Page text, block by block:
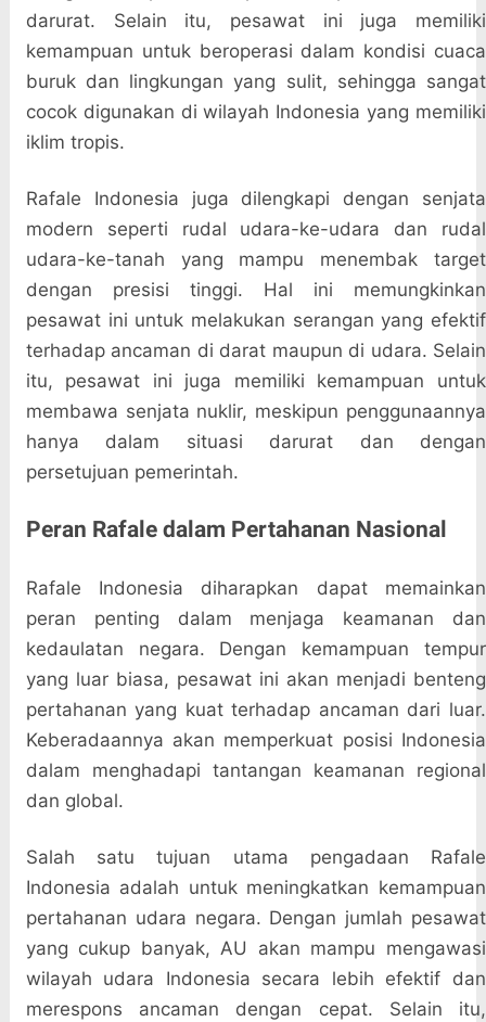
darurat. Selain itu, pesawat ini juga memiliki
kemampuan untuk beroperasi dalam kondisi cuaca
buruk dan lingkungan yang sulit, sehingga sangat
cocok digunakan di wilayah Indonesia yang memiliki
iklim tropis.
Rafale Indonesia juga dilengkapi dengan senjata
modern seperti rudal udara-ke-udara dan rudal
udara-ke-tanah yang mampu menembak target
dengan presisi tinggi. Hal ini memungkinkan
pesawat ini untuk melakukan serangan yang efektif
terhadap ancaman di darat maupun di udara. Selain
itu, pesawat ini juga memiliki kemampuan untuk
membawa senjata nuklir, meskipun penggunaannya
hanya dalam situasi darurat dan dengan
persetujuan pemerintah.
Peran Rafale dalam Pertahanan Nasional
Rafale Indonesia diharapkan dapat memainkan
peran penting dalam menjaga keamanan dan
kedaulatan negara. Dengan kemampuan tempur
yang luar biasa, pesawat ini akan menjadi benteng
pertahanan yang kuat terhadap ancaman dari luar.
Keberadaannya akan memperkuat posisi Indonesia
dalam menghadapi tantangan keamanan regional
dan global.
Salah satu tujuan utama pengadaan Rafale
Indonesia adalah untuk meningkatkan kemampuan
pertahanan udara negara. Dengan jumlah pesawat
yang cukup banyak, AU akan mampu mengawasi
wilayah udara Indonesia secara lebih efektif dan
merespons ancaman dengan cepat. Selain itu,